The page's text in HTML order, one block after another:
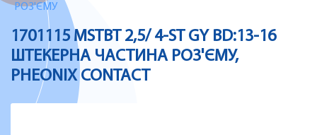
РОЗ'ЄМУ
1701115 MSTBT 2,5/ 4-ST GY BD:13-16
ШТЕКЕРНА ЧАСТИНА РОЗ'ЄМУ,
PHEONIX CONTACT